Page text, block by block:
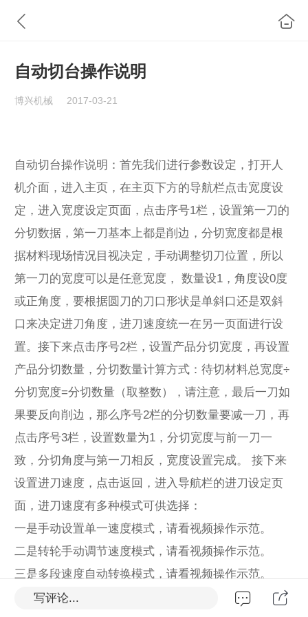
自动切台操作说明
博兴机械 2017-03-21
自动切台操作说明：首先我们进行参数设定，打开人
机介面，进入主页，在主页下方的导航栏点击宽度设
定，进入宽度设定页面，点击序号1栏，设置第一刀的
分切数据，第一刀基本上都是削边，分切宽度都是根
据材料现场情况目视决定，手动调整切刀位置，所以
第一刀的宽度可以是任意宽度， 数量设1，角度设0度
或正角度，要根据圆刀的刀口形状是单斜口还是双斜
口来决定进刀角度，进刀速度统一在另一页面进行设
置。接下来点击序号2栏，设置产品分切宽度，再设置
产品分切数量，分切数量计算方式：待切材料总宽度÷
分切宽度=分切数量（取整数），请注意，最后一刀如
果要反向削边，那么序号2栏的分切数量要减一刀，再
点击序号3栏，设置数量为1，分切宽度与前一刀一
致，分切角度与第一刀相反，宽度设置完成。 接下来
设置进刀速度，点击返回，进入导航栏的进刀设定页
面，进刀速度有多种模式可供选择：
一是手动设置单一速度模式，请看视频操作示范。
二是转轮手动调节速度模式，请看视频操作示范。
三是多段速度自动转换模式，请看视频操作示范。
进刀速度设置完成后，在同一页面进行校正进刀行程
写评论...